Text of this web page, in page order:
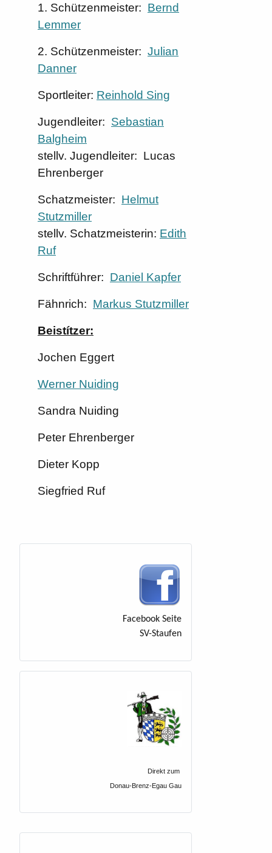
1. Schützenmeister: Bernd
Lemmer
2. Schützenmeister: Julian
Danner
Sportleiter: Reinhold Sing
Jugendleiter: Sebastian
Balgheim
stellv. Jugendleiter: Lucas
Ehrenberger
Schatzmeister: Helmut
Stutzmiller
stellv. Schatzmeisterin: Edith
Ruf
Schriftführer: Daniel Kapfer
Fähnrich: Markus Stutzmiller
Beistítzer:
Jochen Eggert
Werner Nuiding
Sandra Nuiding
Peter Ehrenberger
Dieter Kopp
Siegfried Ruf
Facebook Seite
SV-Staufen
Direkt zum
Donau-Brenz-Egau Gau